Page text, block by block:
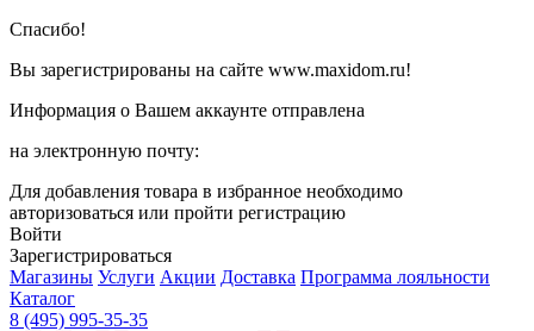
Спасибо!
Вы зарегистрированы на сайте www.maxidom.ru!
Информация о Вашем аккаунте отправлена
на электронную почту:
Для добавления товара в избранное необходимо
авторизоваться или пройти регистрацию
Войти
Зарегистрироваться
Магазины Услуги Акции Доставка Программа лояльности
Каталог
8 (495) 995-35-35